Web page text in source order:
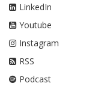
LinkedIn
Youtube
Instagram
RSS
Podcast